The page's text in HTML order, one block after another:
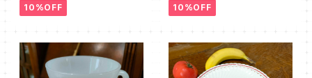
10%OFF 10%OFF